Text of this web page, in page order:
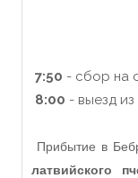
7:50 - сбор на
8:00 - выезд из
Прибытие в
латвийского